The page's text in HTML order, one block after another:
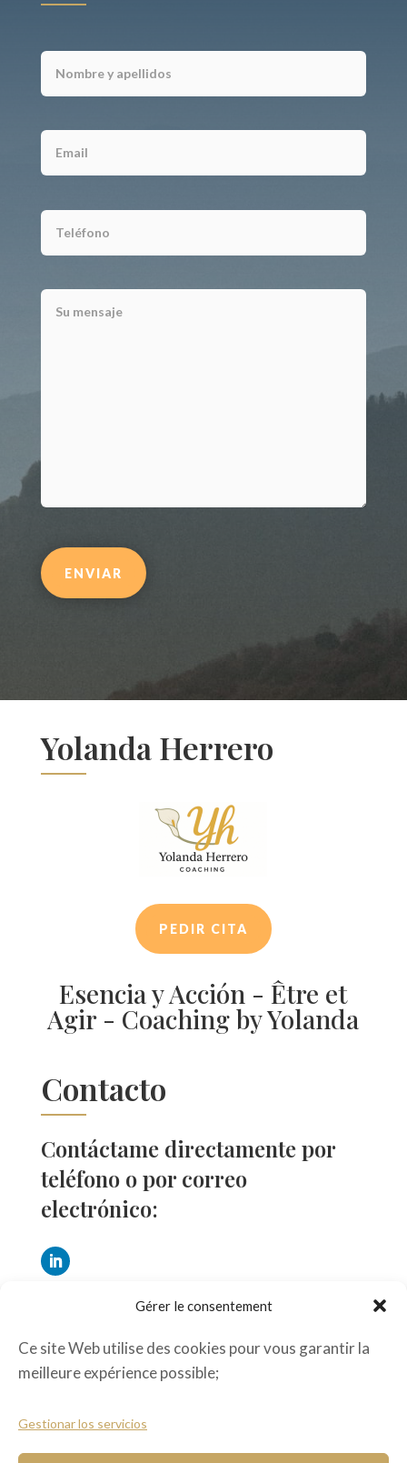
Gérer le consentement
Ce site Web utilise des cookies pour vous garantir la
meilleure expérience possible;
Gestionar los servicios
ENVIAR
Yolanda Herrero
PEDIR CITA
Esencia y Acción - Être et
Agir - Coaching by Yolanda
Contacto
Contáctame directamente por
teléfono o por correo
electrónico:
Tél : +33603117633
yherrerocoach@gmail.com